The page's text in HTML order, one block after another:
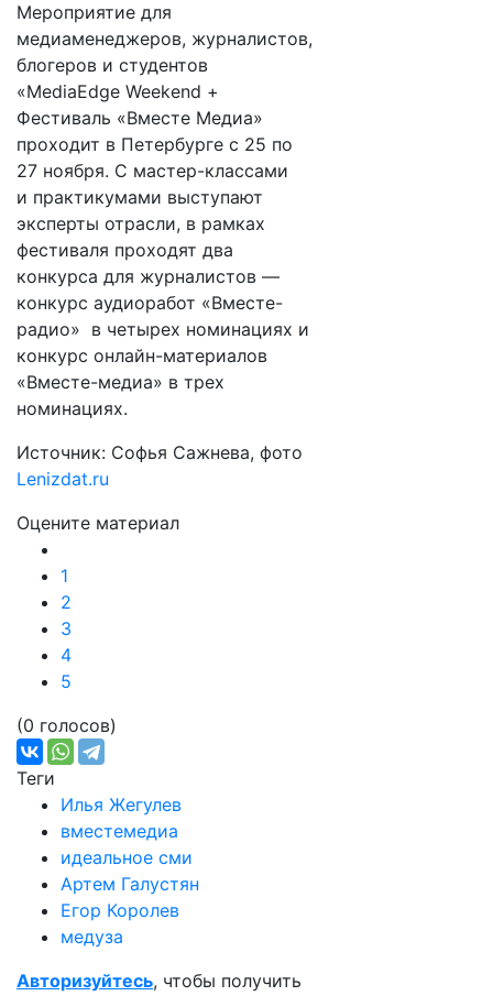
Мероприятие для
медиаменеджеров, журналистов,
блогеров и студентов
«MediaEdge Weekend +
Фестиваль «Вместе Медиа»
проходит в Петербурге с 25 по
27 ноября. С мастер-классами
и практикумами выступают
эксперты отрасли, в рамках
фестиваля проходят два
конкурса для журналистов —
конкурс аудиоработ «Вместе-
радио» в четырех номинациях и
конкурс онлайн-материалов
«Вместе-медиа» в трех
номинациях.
Источник: Софья Сажнева, фото
Lenizdat.ru
Оцените материал
1
2
3
4
5
(0 голосов)
Теги
Илья Жегулев
вместемедиа
идеальное сми
Артем Галустян
Егор Королев
медуза
Авторизуйтесь, чтобы получить